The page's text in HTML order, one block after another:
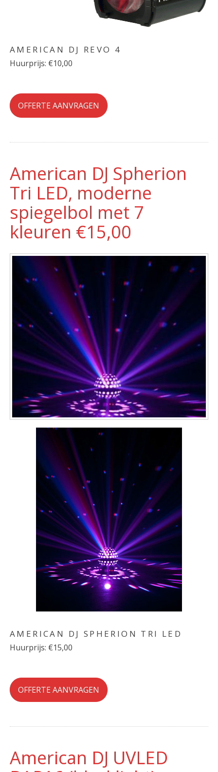
AMERICAN DJ REVO 4
Huurprijs: €10,00
OFFERTE AANVRAGEN
American DJ Spherion
Tri LED, moderne
spiegelbol met 7
kleuren €15,00
AMERICAN DJ SPHERION TRI LED
Huurprijs: €15,00
OFFERTE AANVRAGEN
American DJ UVLED